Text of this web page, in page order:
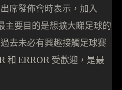
席發佈會時表示，加入
主要目的是想擴大睇足球的
去未必有興趣接觸足球賽
和 ERROR 受歡迎，是最